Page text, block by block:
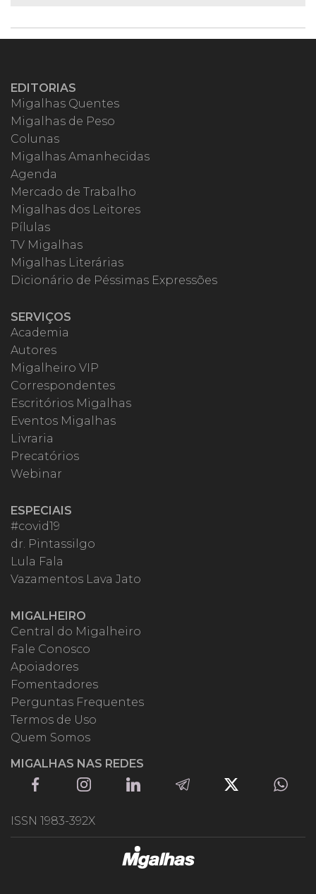
EDITORIAS
Migalhas Quentes
Migalhas de Peso
Colunas
Migalhas Amanhecidas
Agenda
Mercado de Trabalho
Migalhas dos Leitores
Pílulas
TV Migalhas
Migalhas Literárias
Dicionário de Péssimas Expressões
SERVIÇOS
Academia
Autores
Migalheiro VIP
Correspondentes
Escritórios Migalhas
Eventos Migalhas
Livraria
Precatórios
Webinar
ESPECIAIS
#covid19
dr. Pintassilgo
Lula Fala
Vazamentos Lava Jato
MIGALHEIRO
Central do Migalheiro
Fale Conosco
Apoiadores
Fomentadores
Perguntas Frequentes
Termos de Uso
Quem Somos
MIGALHAS NAS REDES
ISSN 1983-392X